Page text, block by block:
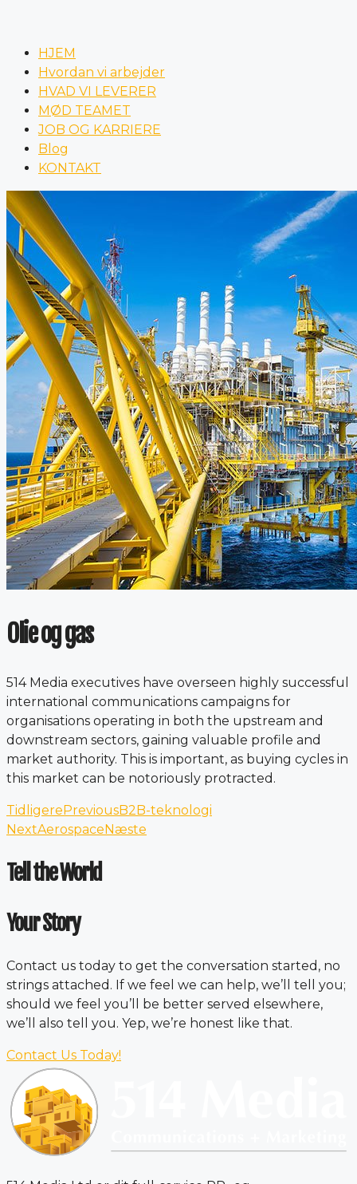
HJEM
Hvordan vi arbejder
HVAD VI LEVERER
MØD TEAMET
JOB OG KARRIERE
Blog
KONTAKT
Olie og gas
514 Media executives have overseen highly successful
international communications campaigns for
organisations operating in both the upstream and
downstream sectors, gaining valuable profile and
market authority. This is important, as buying cycles in
this market can be notoriously protracted.
TidligerePreviousB2B-teknologi
NextAerospaceNæste
Tell the World
Your Story
Contact us today to get the conversation started, no
strings attached. If we feel we can help, we’ll tell you;
should we feel you’ll be better served elsewhere,
we’ll also tell you. Yep, we’re honest like that.
Contact Us Today!